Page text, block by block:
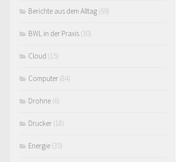
Berichte aus dem Alltag (69)
BWL in der Praxis (30)
Cloud (15)
Computer (84)
Drohne (6)
Drucker (18)
Energie (35)